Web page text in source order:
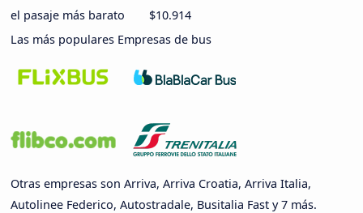
el pasaje más barato
$10.914
Las más populares Empresas de bus
Otras empresas son Arriva, Arriva Croatia, Arriva Italia,
Autolinee Federico, Autostradale, Busitalia Fast y 7 más.